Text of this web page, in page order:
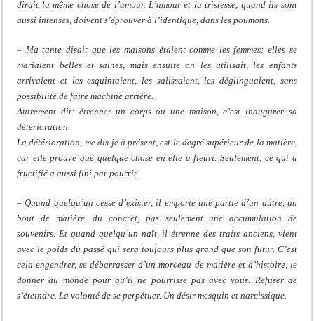
dirait la même chose de l’amour. L’amour et la tristesse, quand ils sont
aussi intenses, doivent s’éprouver à l’identique, dans les poumons.
– Ma tante disait que les maisons étaient comme les femmes: elles se
mariaient belles et saines, mais ensuite on les utilisait, les enfants
arrivaient et les esquintaient, les salissaient, les déglinguaient, sans
possibilité de faire machine arrière.
Autrement dit: étrenner un corps ou une maison, c’est inaugurer sa
détérioration.
La détérioration, me dis-je à présent, est le degré supérieur de la matière,
car elle prouve que quelque chose en elle a fleuri. Seulement, ce qui a
fructifié a aussi fini par pourrir.
– Quand quelqu’un cesse d’exister, il emporte une partie d’un autre, un
bout de matière, du concret, pas seulement une accumulation de
souvenirs. Et quand quelqu’un naît, il étrenne des traits anciens, vient
avec le poids du passé qui sera toujours plus grand que son futur. C’est
cela engendrer, se débarrasser d’un morceau de matière et d’histoire, le
donner au monde pour qu’il ne pourrisse pas avec vous. Refuser de
s’éteindre. La volonté de se perpétuer. Un désir mesquin et narcissique.